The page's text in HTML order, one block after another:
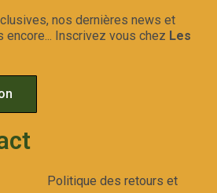
nos dernières news et
encore... Inscrivez vous chez Les
Politique des retours et